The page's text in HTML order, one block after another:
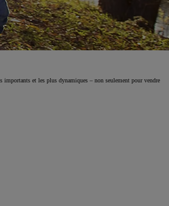
importants et les plus dynamiques – non seulement pour vendre